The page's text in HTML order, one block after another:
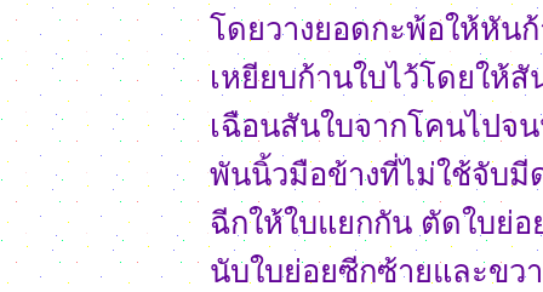
โดยวางยอดกะพ้อให้หัน
เหยียบก้านใบไว้โดยให้
เฉือนสันใบจากโคนไปจ
พันนิ้วมือข้างที่ไม่ใช้จับมี
ฉีกให้ใบแยกกัน ตัดใบย่อ
นับใบย่อยซีกซ้ายและขว